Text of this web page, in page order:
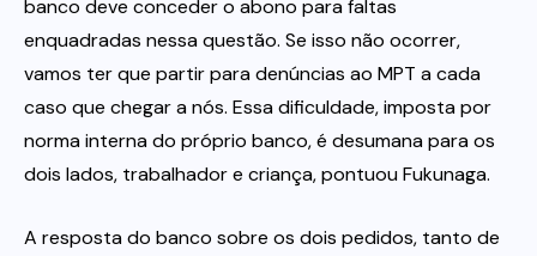
banco deve conceder o abono para faltas
enquadradas nessa questão. Se isso não ocorrer,
vamos ter que partir para denúncias ao MPT a cada
caso que chegar a nós. Essa dificuldade, imposta por
norma interna do próprio banco, é desumana para os
dois lados, trabalhador e criança, pontuou Fukunaga.
A resposta do banco sobre os dois pedidos, tanto de